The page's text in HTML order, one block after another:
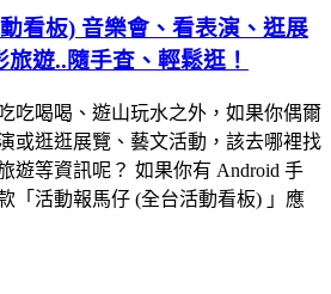
看板) 音樂會、看表演、逛展
遊..隨手查、輕鬆逛！
吃喝喝、遊山玩水之外，如果你偶爾
或逛逛展覽、藝文活動，該去哪裡找
遊等資訊呢？ 如果你有 Android 手
「活動報馬仔 (全台活動看板) 」應